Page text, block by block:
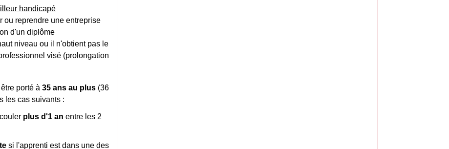
handicapé
ou reprendre une entreprise
d'un diplôme
niveau ou il n'obtient pas le
visé (prolongation
porté à 35 ans au plus (36
les cas suivants :
plus d'1 an entre les 2
si l'apprenti est dans une des